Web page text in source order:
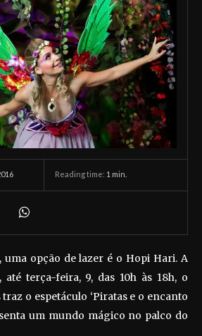
Reading time: 1 min.
uma opção de lazer é o Hopi Hari. A
até terça-feira, 9, das 10h às 18h, o
o espetáculo ‘Piratas e o encanto
um mundo mágico no palco do